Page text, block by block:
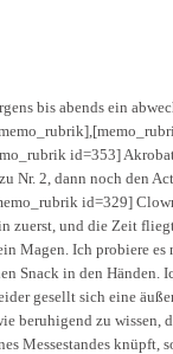
bis abends ein
id=353]
Nr. 2, dann noch den
id=329]
und die Zeit
Magen. Ich probiere
Snack in den Händen.
gesellt sich eine
beruhigend zu wissen,
Messestandes knüpft,